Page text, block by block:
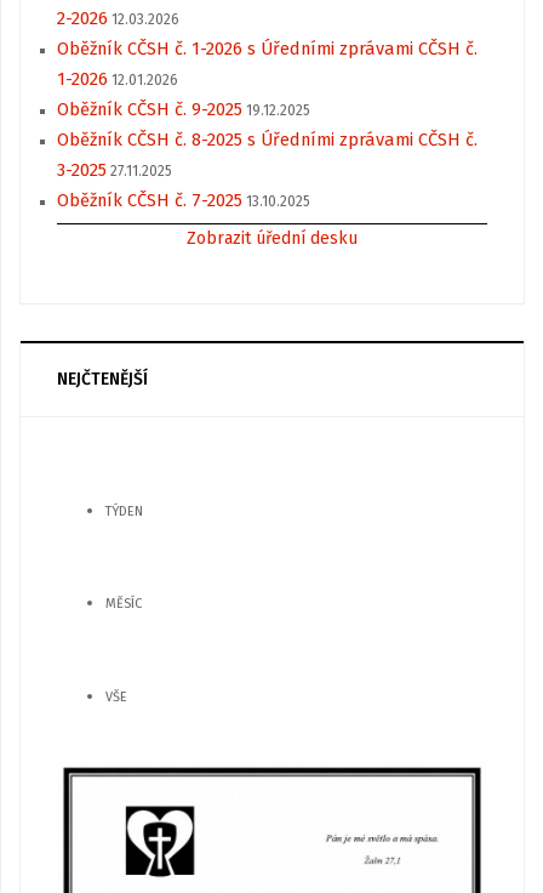
2-2026 12.03.2026
Oběžník CČSH č. 1-2026 s Úředními zprávami CČSH č.
1-2026 12.01.2026
Oběžník CČSH č. 9-2025 19.12.2025
Oběžník CČSH č. 8-2025 s Úředními zprávami CČSH č.
3-2025 27.11.2025
Oběžník CČSH č. 7-2025 13.10.2025
Zobrazit úřední desku
NEJČTENĚJŠÍ
TÝDEN
MĚSÍC
VŠE